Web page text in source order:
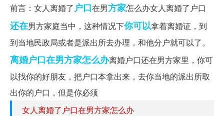
前言：女人离婚了户口在男方家怎么办女人离婚了户口
还在男方家庭当中，这种情况下你可以拿着离婚证，到
到当地民政局或者是派出所去办理，和他分户就可以了。
离婚户口在男方家怎么办离婚户口还在男方家里，你可
以找你的好朋友，把户口本拿出来，去你当地的派出所取
出你的户口，但是你必须
女人离婚了户口在男方家怎么办